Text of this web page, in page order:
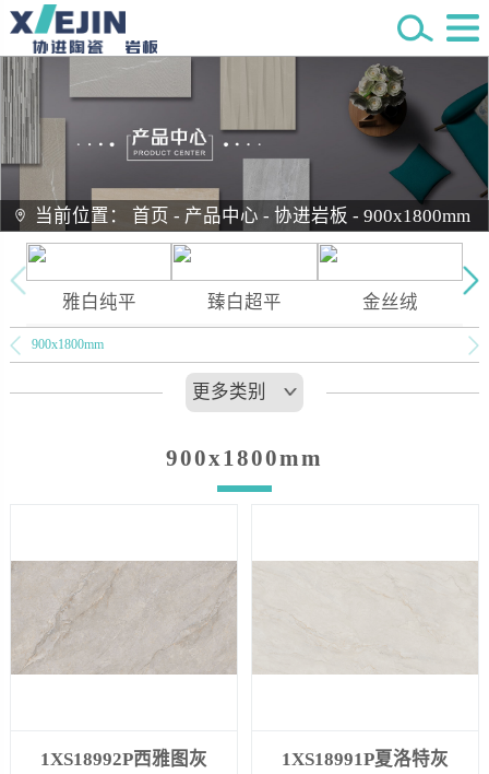
当前位置： 首页 - 产品中心 -协进岩板 -900x1800mm
雅白纯平 臻白超平 金丝绒
900x1800mm
更多类别
900x1800mm
1XS18992P西雅图灰 1XS18991P夏洛特灰